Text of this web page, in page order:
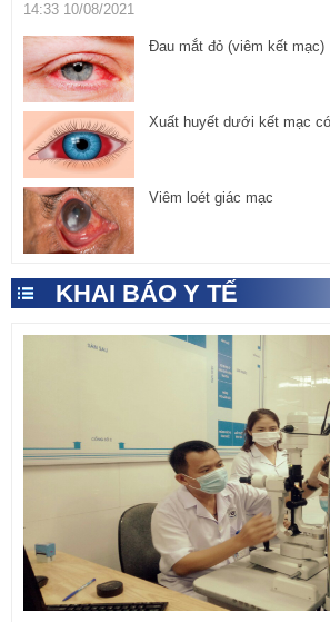
14:33 10/08/2021
Đau mắt đỏ (viêm kết mạc)
Xuất huyết dưới kết mạc
Viêm loét giác mạc
KHAI BÁO Y TẾ